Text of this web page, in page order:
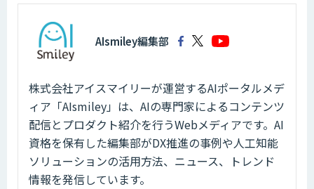
AIsmiley編集部
株式会社アイスマイリーが運営するAIポータルメデ
ィア「AIsmiley」は、AIの専門家によるコンテンツ
配信とプロダクト紹介を行うWebメディアです。AI
資格を保有した編集部がDX推進の事例や人工知能
ソリューションの活用方法、ニュース、トレンド
情報を発信しています。